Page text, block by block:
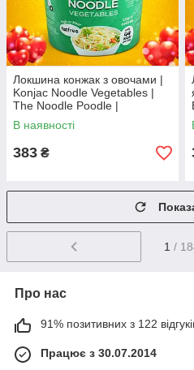
Локшина конжак з овочами |
Konjac Noodle Vegetables |
The Noodle Poodle |
Нідерланди | 150 г Во3
В наявності
383 ₴
1 /
Про нас
91% позитивних з 122
Працює з 30.07.2014